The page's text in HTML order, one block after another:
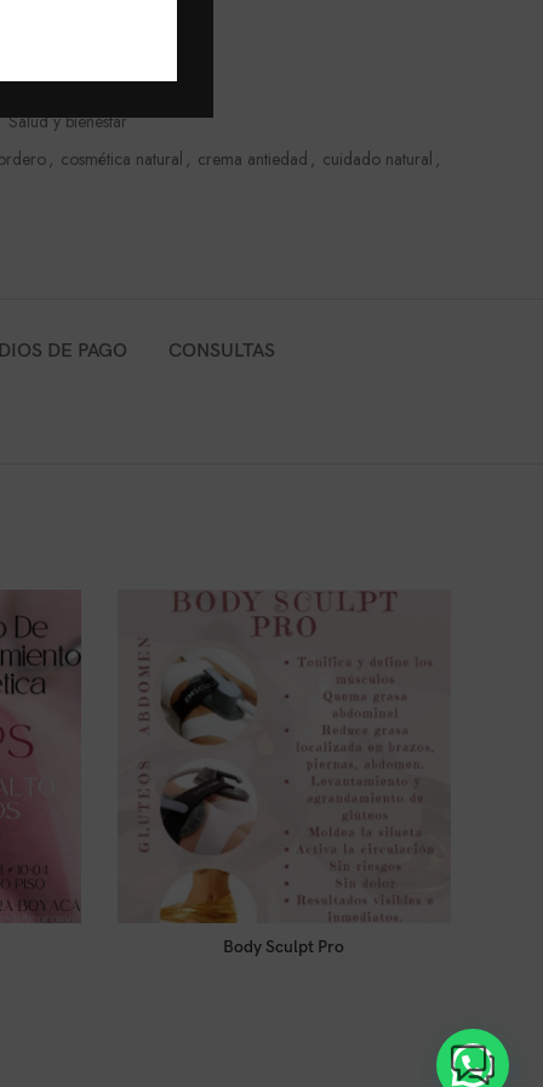
Salud y bienestar
, cosmética natural , crema antiedad , cuidado natural ,
DE PAGO CONSULTAS
LEER MÁS
Body Sculpt Pro